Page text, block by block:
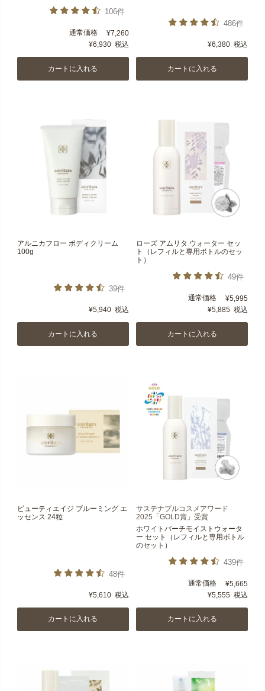
106件
通常価格 ¥7,260
¥6,930 税込
カートに入れる
486件
¥6,380 税込
カートに入れる
アルニカフロー ボディクリーム
100g
39件
¥5,940 税込
カートに入れる
ローズ アムリタ ウォーター セッ
ト（レフィルと専用ボトルのセッ
ト）
49件
通常価格 ¥5,995
¥5,885 税込
カートに入れる
ビューティエイジ ブルーミング エ
ッセンス 24粒
48件
¥5,610 税込
カートに入れる
サステナブルコスメアワード
2025「GOLD賞」受賞
ホワイトバーチモイストウォータ
ー セット（レフィルと専用ボトル
のセット）
439件
通常価格 ¥5,665
¥5,555 税込
カートに入れる